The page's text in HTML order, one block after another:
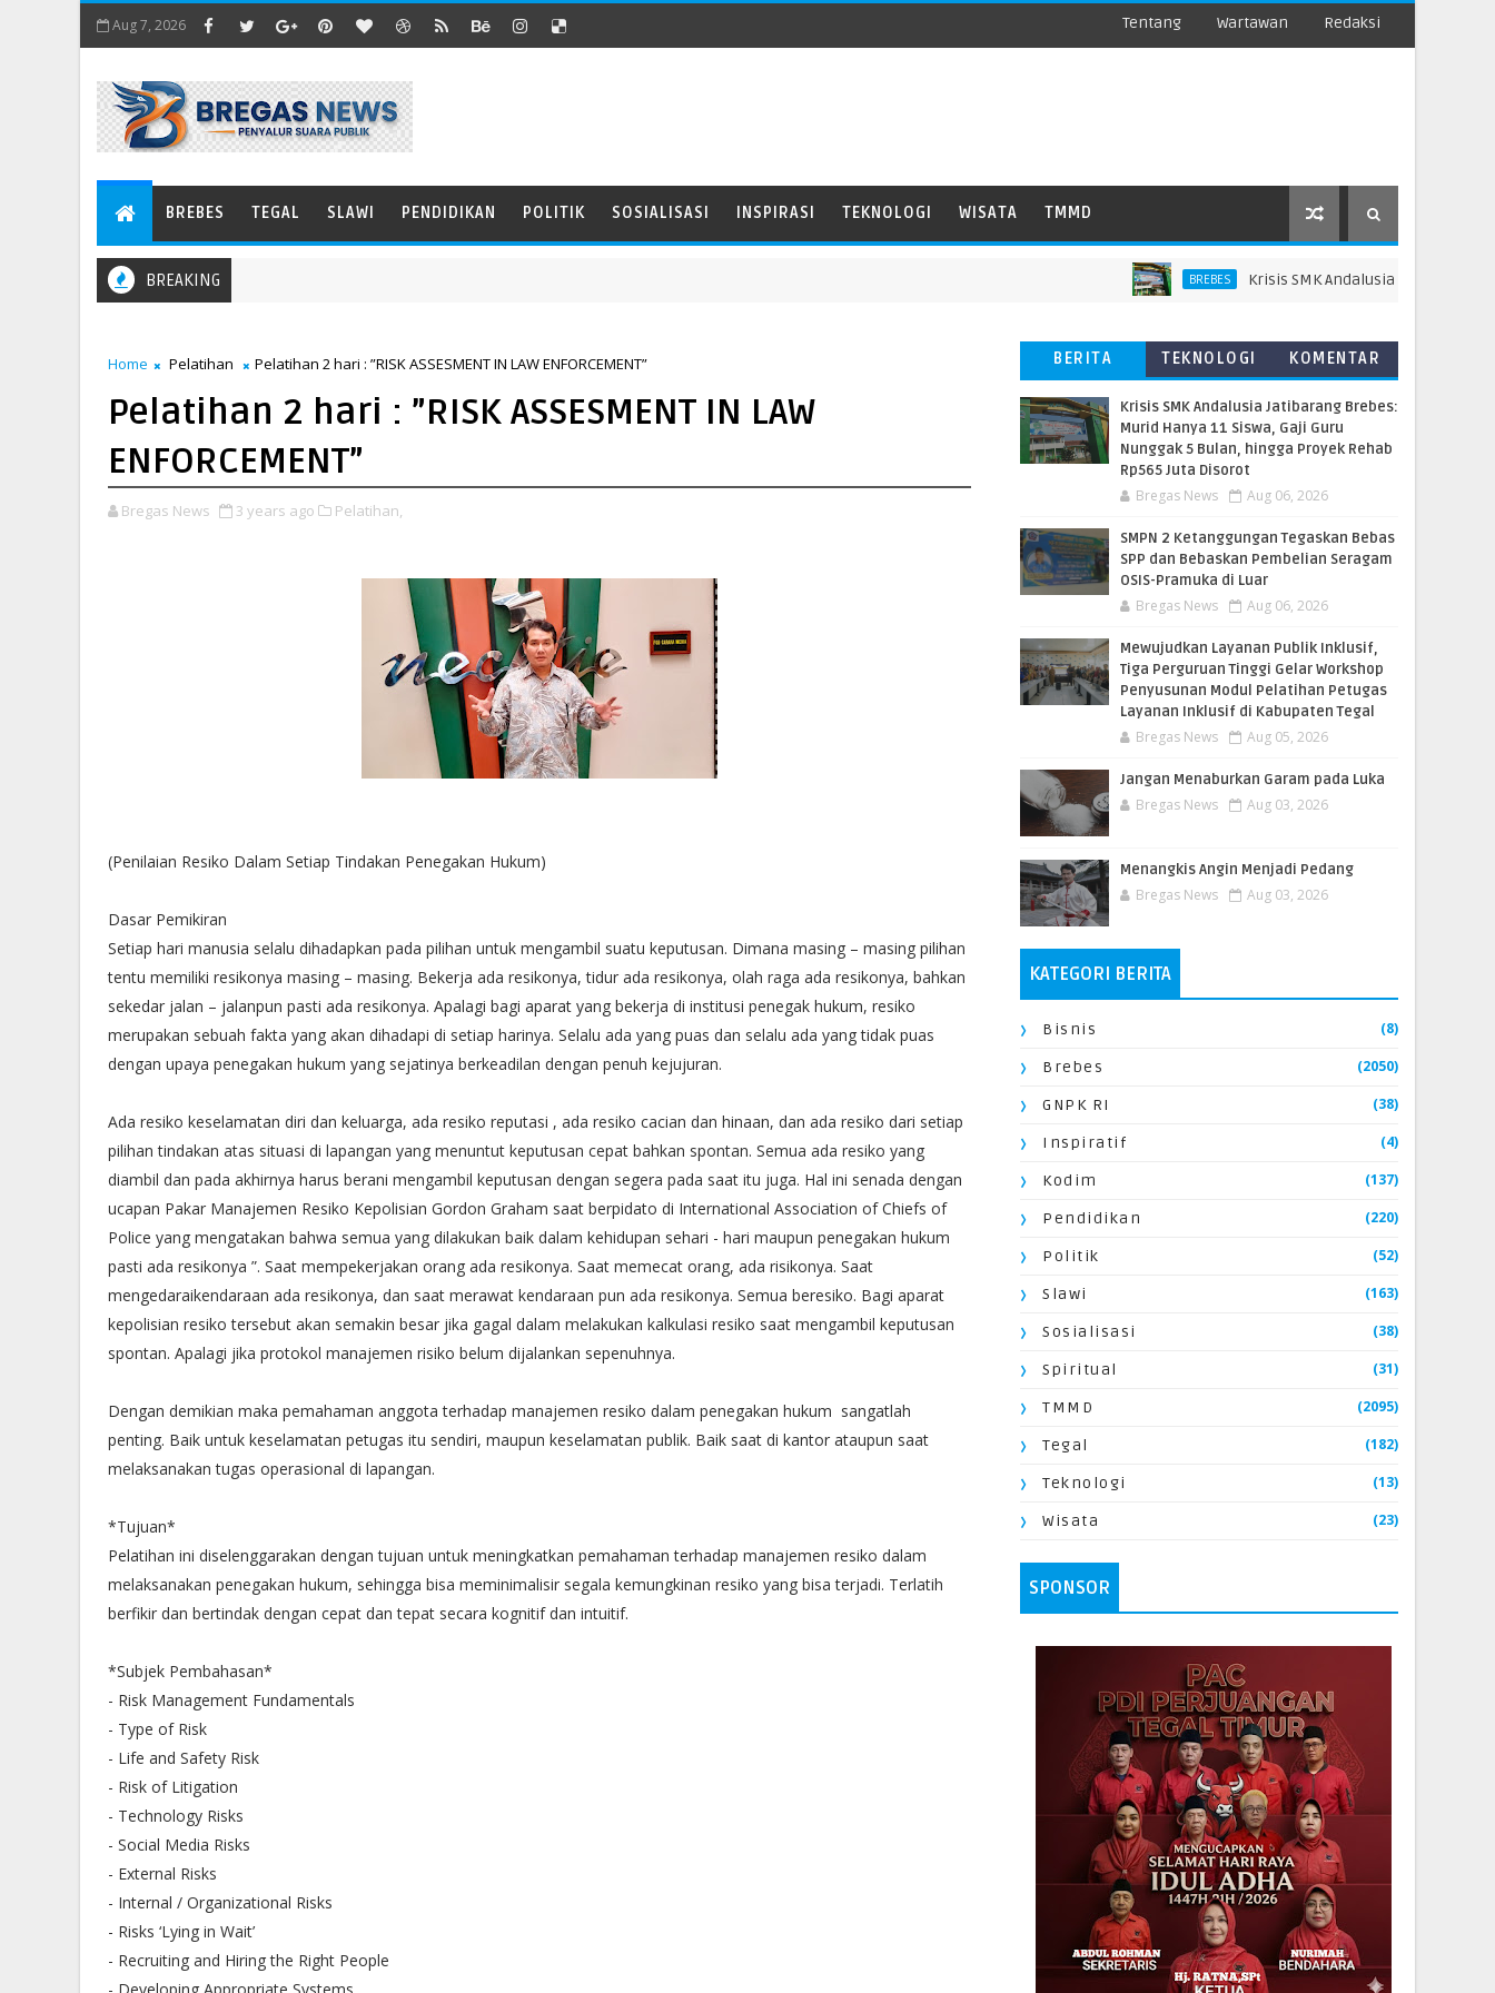
Aug 7, 2026 Tentang Wartawan Redaksi
BREBES TEGAL SLAWI PENDIDIKAN POLITIK SOSIALISASI INSPIRASI TEKNOLOGI WISATA TMMD
BREAKING BREBES Krisis SMK Andalusia Jatibarang Brebes:
Home Pelatihan Pelatihan 2 hari : ”RISK ASSESMENT IN LAW ENFORCEMENT”
Pelatihan 2 hari : ”RISK ASSESMENT IN LAW
ENFORCEMENT”
Bregas News 3 years ago Pelatihan,
(Penilaian Resiko Dalam Setiap Tindakan Penegakan Hukum)
Dasar Pemikiran
Setiap hari manusia selalu dihadapkan pada pilihan untuk mengambil suatu keputusan. Dimana masing – masing pilihan
tentu memiliki resikonya masing – masing. Bekerja ada resikonya, tidur ada resikonya, olah raga ada resikonya, bahkan
sekedar jalan – jalanpun pasti ada resikonya. Apalagi bagi aparat yang bekerja di institusi penegak hukum, resiko
merupakan sebuah fakta yang akan dihadapi di setiap harinya. Selalu ada yang puas dan selalu ada yang tidak puas
dengan upaya penegakan hukum yang sejatinya berkeadilan dengan penuh kejujuran.
Ada resiko keselamatan diri dan keluarga, ada resiko reputasi , ada resiko cacian dan hinaan, dan ada resiko dari setiap
pilihan tindakan atas situasi di lapangan yang menuntut keputusan cepat bahkan spontan. Semua ada resiko yang
diambil dan pada akhirnya harus berani mengambil keputusan dengan segera pada saat itu juga. Hal ini senada dengan
ucapan Pakar Manajemen Resiko Kepolisian Gordon Graham saat berpidato di International Association of Chiefs of
Police yang mengatakan bahwa semua yang dilakukan baik dalam kehidupan sehari - hari maupun penegakan hukum
pasti ada resikonya ”. Saat mempekerjakan orang ada resikonya. Saat memecat orang, ada risikonya. Saat
mengedaraikendaraan ada resikonya, dan saat merawat kendaraan pun ada resikonya. Semua beresiko. Bagi aparat
kepolisian resiko tersebut akan semakin besar jika gagal dalam melakukan kalkulasi resiko saat mengambil keputusan
spontan. Apalagi jika protokol manajemen risiko belum dijalankan sepenuhnya.
Dengan demikian maka pemahaman anggota terhadap manajemen resiko dalam penegakan hukum sangatlah
penting. Baik untuk keselamatan petugas itu sendiri, maupun keselamatan publik. Baik saat di kantor ataupun saat
melaksanakan tugas operasional di lapangan.
*Tujuan*
Pelatihan ini diselenggarakan dengan tujuan untuk meningkatkan pemahaman terhadap manajemen resiko dalam
melaksanakan penegakan hukum, sehingga bisa meminimalisir segala kemungkinan resiko yang bisa terjadi. Terlatih
berfikir dan bertindak dengan cepat dan tepat secara kognitif dan intuitif.
*Subjek Pembahasan*
- Risk Management Fundamentals
- Type of Risk
- Life and Safety Risk
- Risk of Litigation
- Technology Risks
- Social Media Risks
- External Risks
- Internal / Organizational Risks
- Risks ‘Lying in Wait’
- Recruiting and Hiring the Right People
BERITA
TERBARU
TEKNOLOGI
KOMENTAR
Krisis SMK Andalusia Jatibarang Brebes:
Murid Hanya 11 Siswa, Gaji Guru
Nunggak 5 Bulan, hingga Proyek Rehab
Rp565 Juta Disorot
Bregas News Aug 06, 2026
SMPN 2 Ketanggungan Tegaskan Bebas
SPP dan Bebaskan Pembelian Seragam
OSIS-Pramuka di Luar
Bregas News Aug 06, 2026
​Mewujudkan Layanan Publik Inklusif,
Tiga Perguruan Tinggi Gelar Workshop
Penyusunan Modul Pelatihan Petugas
Layanan Inklusif di Kabupaten Tegal
Bregas News Aug 05, 2026
Jangan Menaburkan Garam pada Luka
Bregas News Aug 03, 2026
Menangkis Angin Menjadi Pedang
Bregas News Aug 03, 2026
KATEGORI BERITA
Bisnis (8)
Brebes (2050)
GNPK RI (38)
Inspiratif (4)
Kodim (137)
Pendidikan (220)
Politik (52)
Slawi (163)
Sosialisasi (38)
Spiritual (31)
TMMD (2095)
Tegal (182)
Teknologi (13)
Wisata (23)
SPONSOR